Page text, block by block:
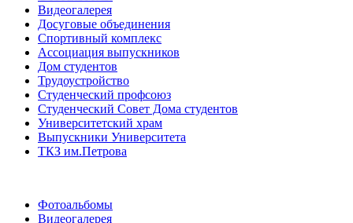
Видеогалерея
Досуговые объединения
Спортивный комплекс
Ассоциация выпускников
Дом студентов
Трудоустройство
Студенческий профсоюз
Студенческий Совет Дома студентов
Университетский храм
Выпускники Университета
ТКЗ им.Петрова
Фотоальбомы
Видеогалерея